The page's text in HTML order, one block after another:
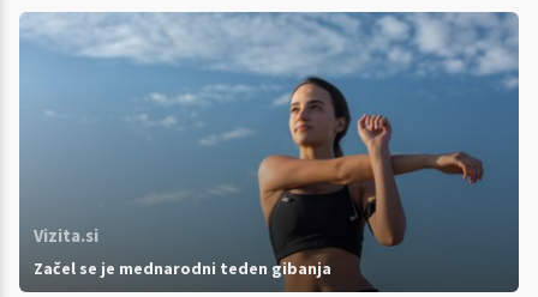
Vizita.si
Začel se je mednarodni teden gibanja